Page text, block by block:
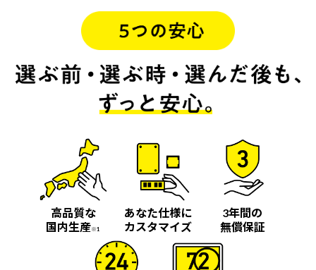
高品質な
国内生産※1
あなた仕様に
カスタマイズ
3年間の
無償保証